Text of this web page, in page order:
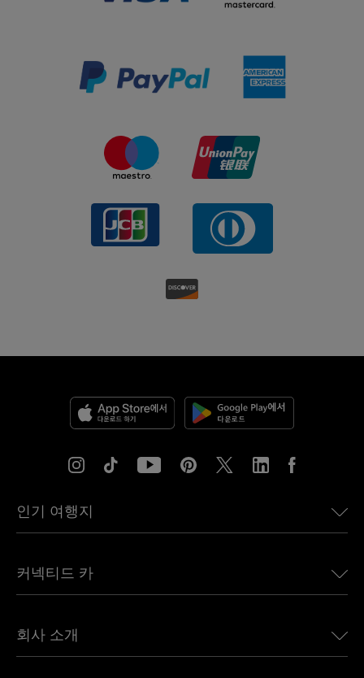
인기 여행지
유럽용 eSIM
캐나다용 eSIM
커넥티드 카
Land Rover용 Ubigi
회사 소개